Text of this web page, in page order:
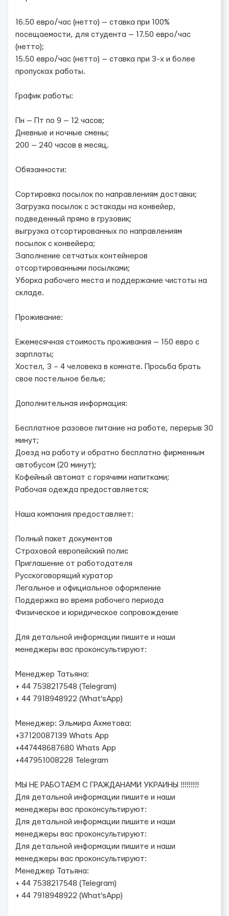
16.50 евро/час (нетто) — ставка при 100%
посещаемости, для студента — 17.50 евро/час
(нетто);
15.50 евро/час (нетто) — ставка при 3-х и более
пропусках работы.
График работы:
Пн — Пт по 9 — 12 часов;
Дневные и ночные смены;
200 — 240 часов в месяц.
Обязанности:
Сортировка посылок по направлениям доставки;
Загрузка посылок с эстакады на конвейер,
подведенный прямо в грузовик;
выгрузка отсортированных по направлениям
посылок с конвейера;
Заполнение сетчатых контейнеров
отсортированными посылками;
Уборка рабочего места и поддержание чистоты на
складе.
Проживание:
Ежемесячная стоимость проживания — 150 евро с
зарплаты;
Хостел, 3 – 4 человека в комнате. Просьба брать
свое постельное белье;
Дополнительная информация:
Бесплатное разовое питание на работе, перерыв 30
минут;
Доезд на работу и обратно бесплатно фирменным
автобусом (20 минут);
Кофейный автомат с горячими напитками;
Рабочая одежда предоставляется;
Наша компания предоставляет:
Полный пакет документов
Страховой европейский полис
Приглашение от работодателя
Русскоговорящий куратор
Легальное и официальное оформление
Поддержка во время рабочего периода
Физическое и юридическое сопровождение
Для детальной информации пишите и наши
менеджеры вас проконсультируют:
Менеджер Татьяна:
+ 44 7538217548 (Telegram)
+ 44 7918948922 (What’sApp)
Менеджер: Эльмира Ахметова:
+37120087139 Whats App
+447448687680 Whats App
+447951008228 Telegram
МЫ НЕ РАБОТАЕМ С ГРАЖДАНАМИ УКРАИНЫ !!!!!!!!!
Для детальной информации пишите и наши
менеджеры вас проконсультируют:
Для детальной информации пишите и наши
менеджеры вас проконсультируют:
Для детальной информации пишите и наши
менеджеры вас проконсультируют:
Менеджер Татьяна:
+ 44 7538217548 (Telegram)
+ 44 7918948922 (What’sApp)